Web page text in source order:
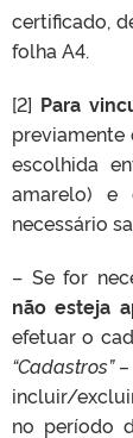
certificado,
folha A4.
[2] Para
previamente
escolhida
amarelo) e
necessário
– Se for
não esteja
efetuar o
“Cadastros” –
incluir/
no período